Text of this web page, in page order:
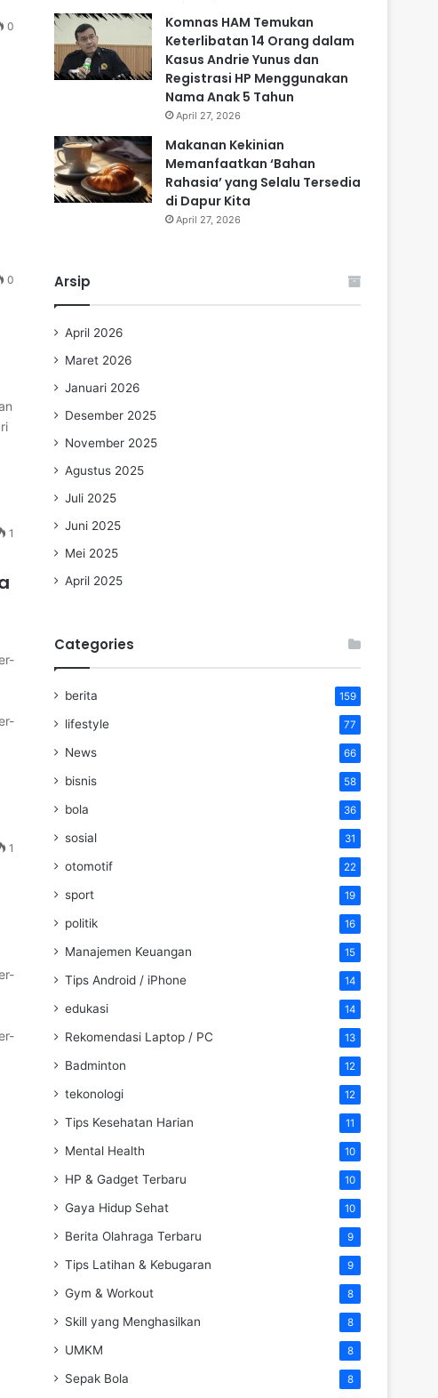
0
0
1
1
Komnas HAM Temukan
Keterlibatan 14 Orang dalam
Kasus Andrie Yunus dan
Registrasi HP Menggunakan
Nama Anak 5 Tahun
April 27, 2026
Makanan Kekinian
Memanfaatkan ‘Bahan
Rahasia’ yang Selalu Tersedia
di Dapur Kita
April 27, 2026
Arsip
April 2026
Maret 2026
Januari 2026
Desember 2025
November 2025
Agustus 2025
Juli 2025
Juni 2025
Mei 2025
April 2025
Categories
berita 159
lifestyle 77
News 66
bisnis 58
bola 36
sosial 31
otomotif 22
sport 19
politik 16
Manajemen Keuangan 15
Tips Android / iPhone 14
edukasi 14
Rekomendasi Laptop / PC 13
Badminton 12
tekonologi 12
Tips Kesehatan Harian 11
Mental Health 10
HP & Gadget Terbaru 10
Gaya Hidup Sehat 10
Berita Olahraga Terbaru 9
Tips Latihan & Kebugaran 9
Gym & Workout 8
Skill yang Menghasilkan 8
UMKM 8
Sepak Bola 8